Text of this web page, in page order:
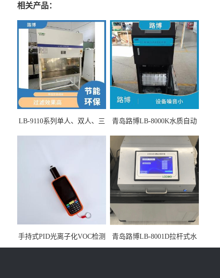
相关产品：
LB-9110系列单人、双人、三
青岛路博LB-8000K水质自动
手持式PID光离子化VOC检测
仪（挥发性有机物设备）
青岛路博LB-8001D拉杆式水
质采样器